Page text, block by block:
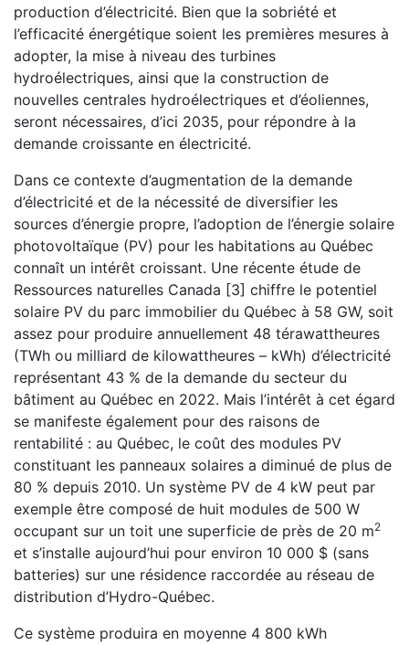
production d’électricité. Bien que la sobriété et
l’efficacité énergétique soient les premières mesures à
adopter, la mise à niveau des turbines
hydroélectriques, ainsi que la construction de
nouvelles centrales hydroélectriques et d’éoliennes,
seront nécessaires, d’ici 2035, pour répondre à la
demande croissante en électricité.
Dans ce contexte d’augmentation de la demande
d’électricité et de la nécessité de diversifier les
sources d’énergie propre, l’adoption de l’énergie solaire
photovoltaïque (PV) pour les habitations au Québec
connaît un intérêt croissant. Une récente étude de
Ressources naturelles Canada [3] chiffre le potentiel
solaire PV du parc immobilier du Québec à 58 GW, soit
assez pour produire annuellement 48 térawattheures
(TWh ou milliard de kilowattheures – kWh) d’électricité
représentant 43 % de la demande du secteur du
bâtiment au Québec en 2022. Mais l’intérêt à cet égard
se manifeste également pour des raisons de
rentabilité : au Québec, le coût des modules PV
constituant les panneaux solaires a diminué de plus de
80 % depuis 2010. Un système PV de 4 kW peut par
exemple être composé de huit modules de 500 W
occupant sur un toit une superficie de près de 20 m2
et s’installe aujourd’hui pour environ 10 000 $ (sans
batteries) sur une résidence raccordée au réseau de
distribution d’Hydro-Québec.
Ce système produira en moyenne 4 800 kWh